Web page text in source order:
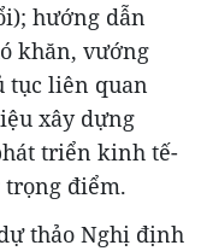
hướng dẫn
khăn, vướng
tục liên quan
xây dựng
triển kinh tế-
trọng điểm.
thảo Nghị định